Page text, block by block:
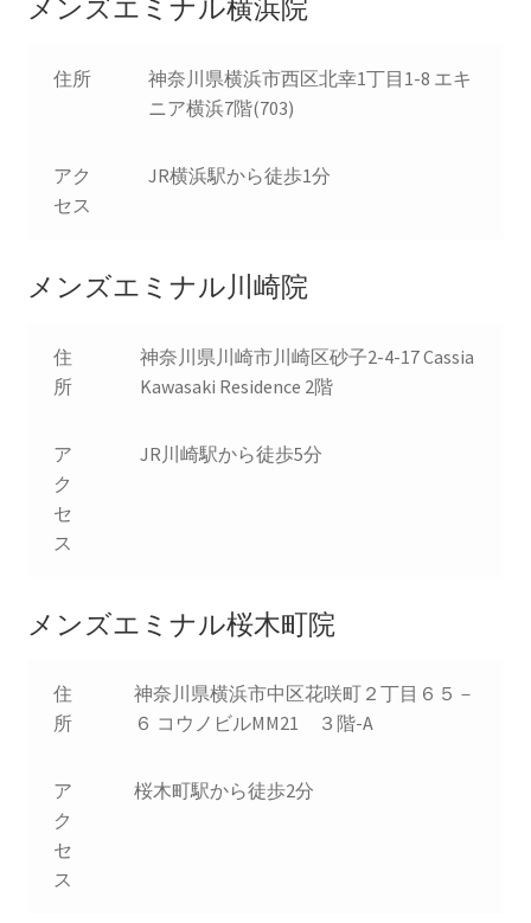
メンズエミナル横浜院
住所
神奈川県横浜市西区北幸1丁目1-8 エキ
ニア横浜7階(703)
アク
セス
JR横浜駅から徒歩1分
メンズエミナル川崎院
住
所
神奈川県川崎市川崎区砂子2-4-17 Cassia
Kawasaki Residence 2階
ア
ク
セ
ス
JR川崎駅から徒歩5分
メンズエミナル桜木町院
住
所
神奈川県横浜市中区花咲町２丁目６５－
６ コウノビルMM21 ３階-A
ア
ク
セ
ス
桜木町駅から徒歩2分